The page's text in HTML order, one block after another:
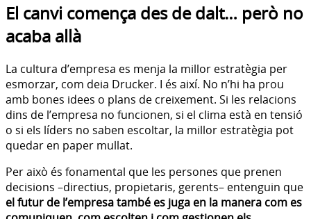
El canvi comença des de dalt… però no
acaba allà
La cultura d’empresa es menja la millor estratègia per
esmorzar, com deia Drucker. I és així. No n’hi ha prou
amb bones idees o plans de creixement. Si les relacions
dins de l’empresa no funcionen, si el clima està en tensió
o si els líders no saben escoltar, la millor estratègia pot
quedar en paper mullat.
Per això és fonamental que les persones que prenen
decisions –directius, propietaris, gerents– entenguin que
el futur de l’empresa també es juga en la manera com es